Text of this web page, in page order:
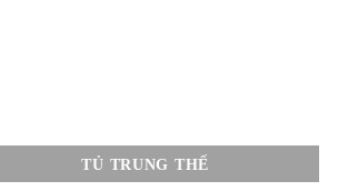
TỦ TRUNG THẾ